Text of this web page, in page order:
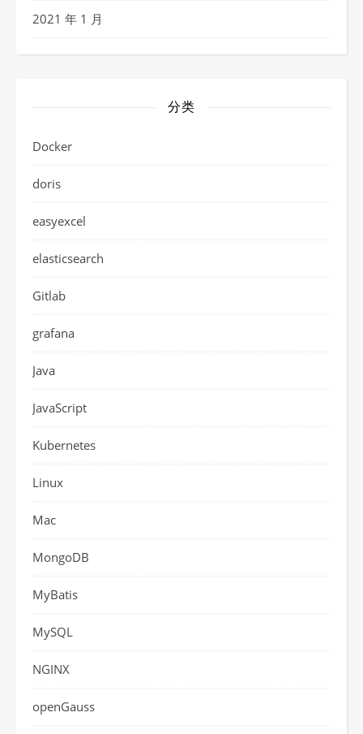
2021 年 1 月
分类
Docker
doris
easyexcel
elasticsearch
Gitlab
grafana
Java
JavaScript
Kubernetes
Linux
Mac
MongoDB
MyBatis
MySQL
NGINX
openGauss